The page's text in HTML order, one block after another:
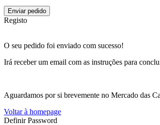
Enviar pedido
Registo
O seu pedido foi enviado com sucesso!
Irá receber um email com as instruções para
Aguardamos por si brevemente no Mercado das
Voltar à homepage
Definir Password